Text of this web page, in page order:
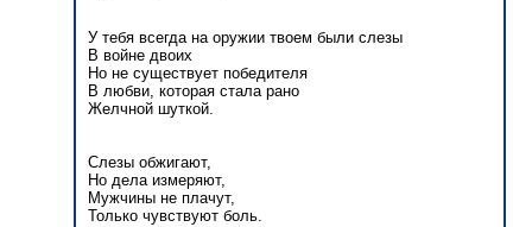
У тебя всегда на оружии твоем были слезы
В войне двоих
Но не существует победителя
В любви, которая стала рано
Желчной шуткой.
Слезы обжигают,
Но дела измеряют,
Мужчины не плачут,
Только чувствуют боль.